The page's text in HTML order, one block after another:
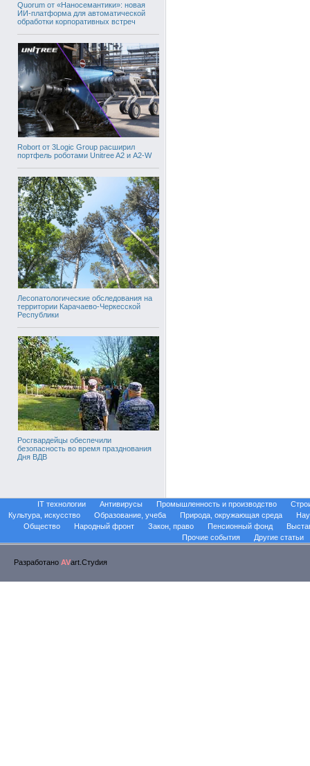
Quorum от «Наносемантики»: новая
ИИ-платформа для автоматической
обработки корпоративных встреч
Robort от 3Logic Group расширил
портфель роботами Unitree A2 и A2-W
Лесопатологические обследования на
территории Карачаево-Черкесской
Республики
Росгвардейцы обеспечили
безопасность во время празднования
Дня ВДВ
IT технологии Антивирусы Промышленность и производство
Культура, искусство
Образование, учеба Природа, окружающая среда
Общество
Народный фронт Закон, право Пенсионный фонд
Прочие события
Другие статьи
Разработано AVart.Стуdия